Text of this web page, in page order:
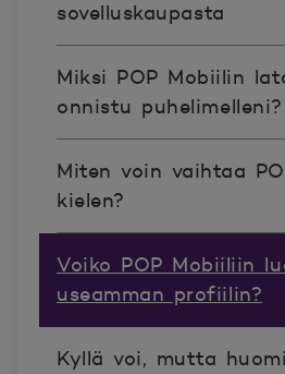
sovelluskaupasta
Miksi POP Mobiilin
onnistu puhelimelleni?
Miten voin vaihtaa
kielen?
Voiko POP Mobiiliin
useamman profiilin?
Kyllä voi, mutta